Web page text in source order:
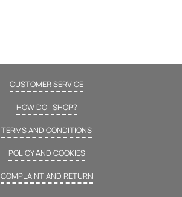
CUSTOMER SERVICE
HOW DO I SHOP?
TERMS AND CONDITIONS
POLICY AND COOKIES
COMPLAINT AND RETURN